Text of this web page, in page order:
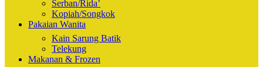
Serban/Rida’
Kopiah/Songkok
Pakaian Wanita
Kain Sarung Batik
Telekung
Makanan & Frozen